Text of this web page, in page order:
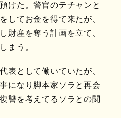
けた。警官のテチャンと
してお金を得て来たが、
財産を奪う計画を立て、
まう。
表として働いていたが、
になり脚本家ソラと再会
讐を考えてるソラとの闘